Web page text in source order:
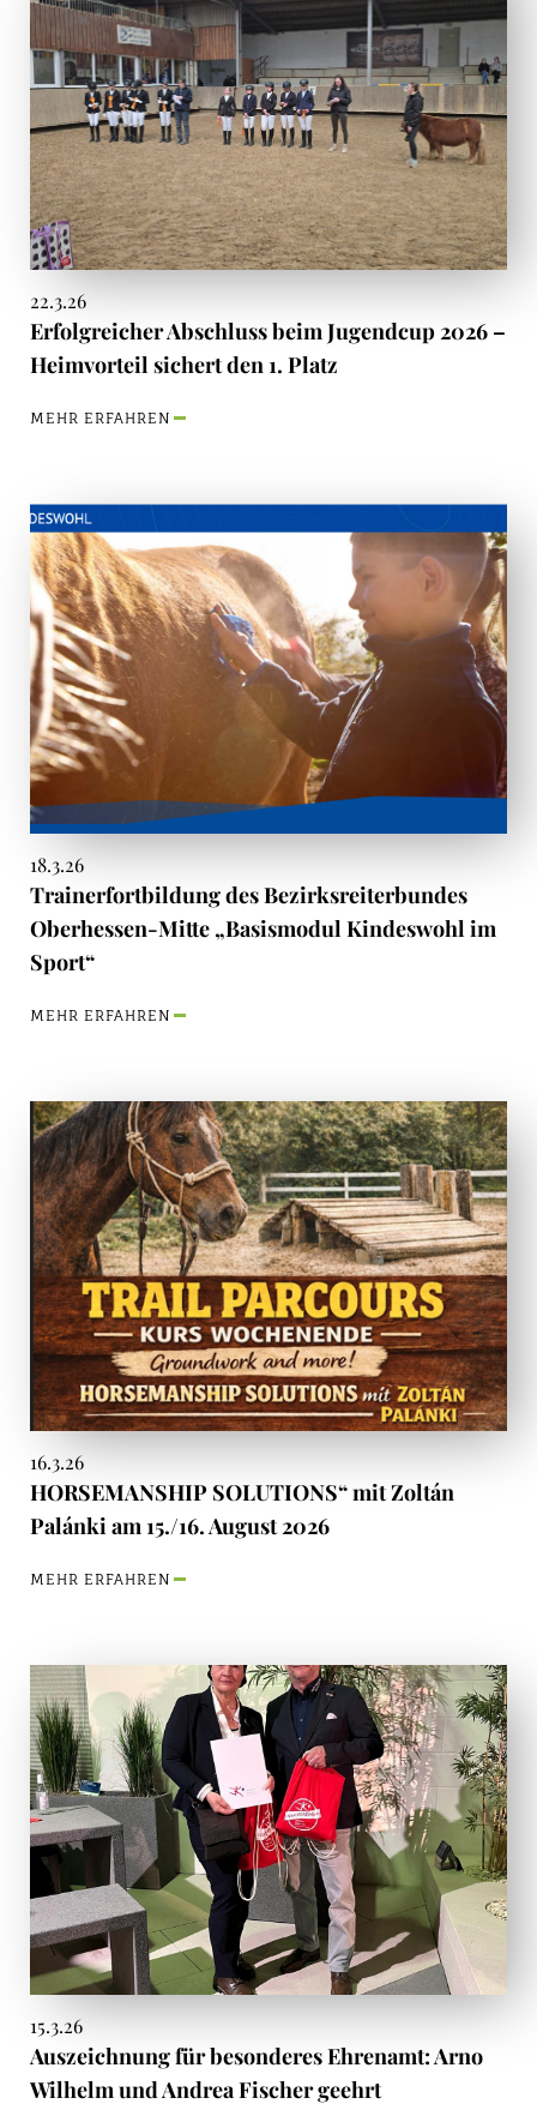
22.3.26
Erfolgreicher Abschluss beim Jugendcup 2026 –
Heimvorteil sichert den 1. Platz
MEHR ERFAHREN
18.3.26
Trainerfortbildung des Bezirksreiterbundes
Oberhessen-Mitte „Basismodul Kindeswohl im
Sport“
MEHR ERFAHREN
16.3.26
HORSEMANSHIP SOLUTIONS“ mit Zoltán
Palánki am 15./16. August 2026
MEHR ERFAHREN
15.3.26
Auszeichnung für besonderes Ehrenamt: Arno
Wilhelm und Andrea Fischer geehrt